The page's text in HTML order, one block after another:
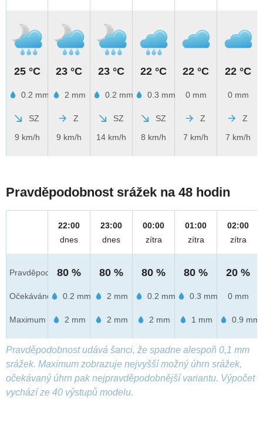
25 °C
0.2 mm
SZ
9 km/h
23 °C
2 mm
Z
9 km/h
23 °C
0.2 mm
SZ
14 km/h
22 °C
0.3 mm
SZ
8 km/h
22 °C
0 mm
Z
7 km/h
22 °C
0 mm
Z
7 km/h
Pravděpodobnost srážek na 48 hodin
Pravděpod.
Očekáváno
Maximum
22:00
dnes
80 %
0.2 mm
2 mm
23:00
dnes
80 %
2 mm
2 mm
00:00
zítra
80 %
0.2 mm
2 mm
01:00
zítra
80 %
0.3 mm
1 mm
02:00
zítra
20 %
0 mm
0.9 mm
Pravděpodobnost udává šanci, že spadne alespoň 0,1 mm
srážek. Maximum zobrazuje nejvyšší možný úhrn srážek,
očekávaný úhrn pak nejpravděpodobnější variantu. Výpočet
vychází ze 40 výstupů modelu.